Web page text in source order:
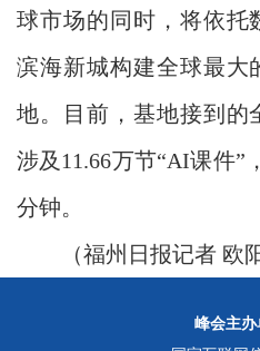
球市场的同时，将依托
滨海新城构建全球最大
地。目前，基地接到的
涉及11.66万节“AI课件”
分钟。
（福州日报记者 欧阳
峰会主办